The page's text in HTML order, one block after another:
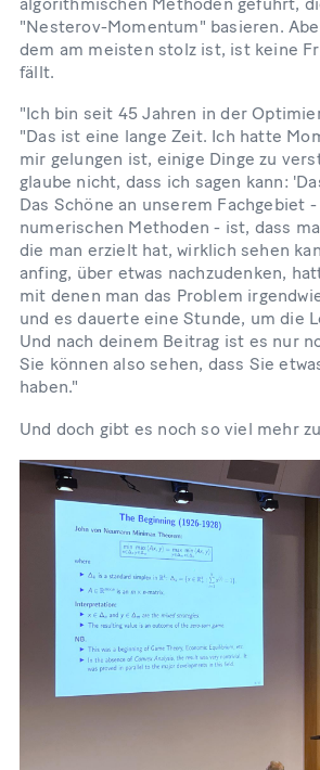
"Nesterov-Momentum" basieren.
dem am meisten stolz ist, ist keine
fällt.
"Ich bin seit 45 Jahren in der
"Das ist eine lange Zeit. Ich hatte
mir gelungen ist, einige Dinge zu
glaube nicht, dass ich sagen kann:
Das Schöne an unserem Fachgebiet
numerischen Methoden - ist, dass
die man erzielt hat, wirklich sehen
anfing, über etwas nachzudenken,
mit denen man das Problem
und es dauerte eine Stunde, um die
Und nach deinem Beitrag ist es nur
Sie können also sehen, dass Sie
haben."
Und doch gibt es noch so viel mehr